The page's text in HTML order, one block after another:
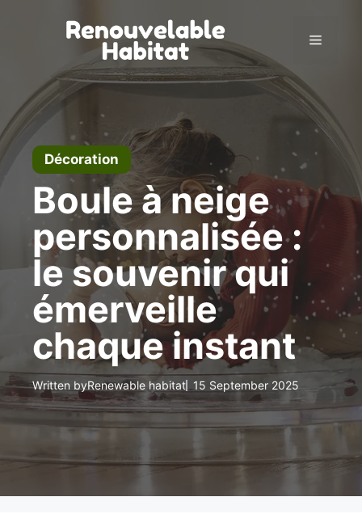
Menu
Décoration
Boule à neige
personnalisée :
le souvenir qui
émerveille
chaque instant
Written byRenewable habitat 15 September 2025